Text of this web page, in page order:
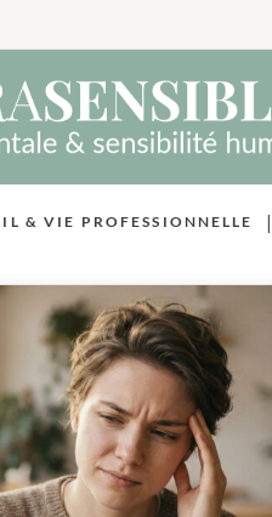
& VIE PROFESSIONNELLE |